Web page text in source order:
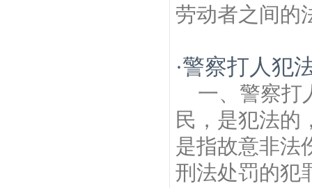
劳动者之间的
·警察打人犯
一、警察打
民，是犯法的
是指故意非法
刑法处罚的犯